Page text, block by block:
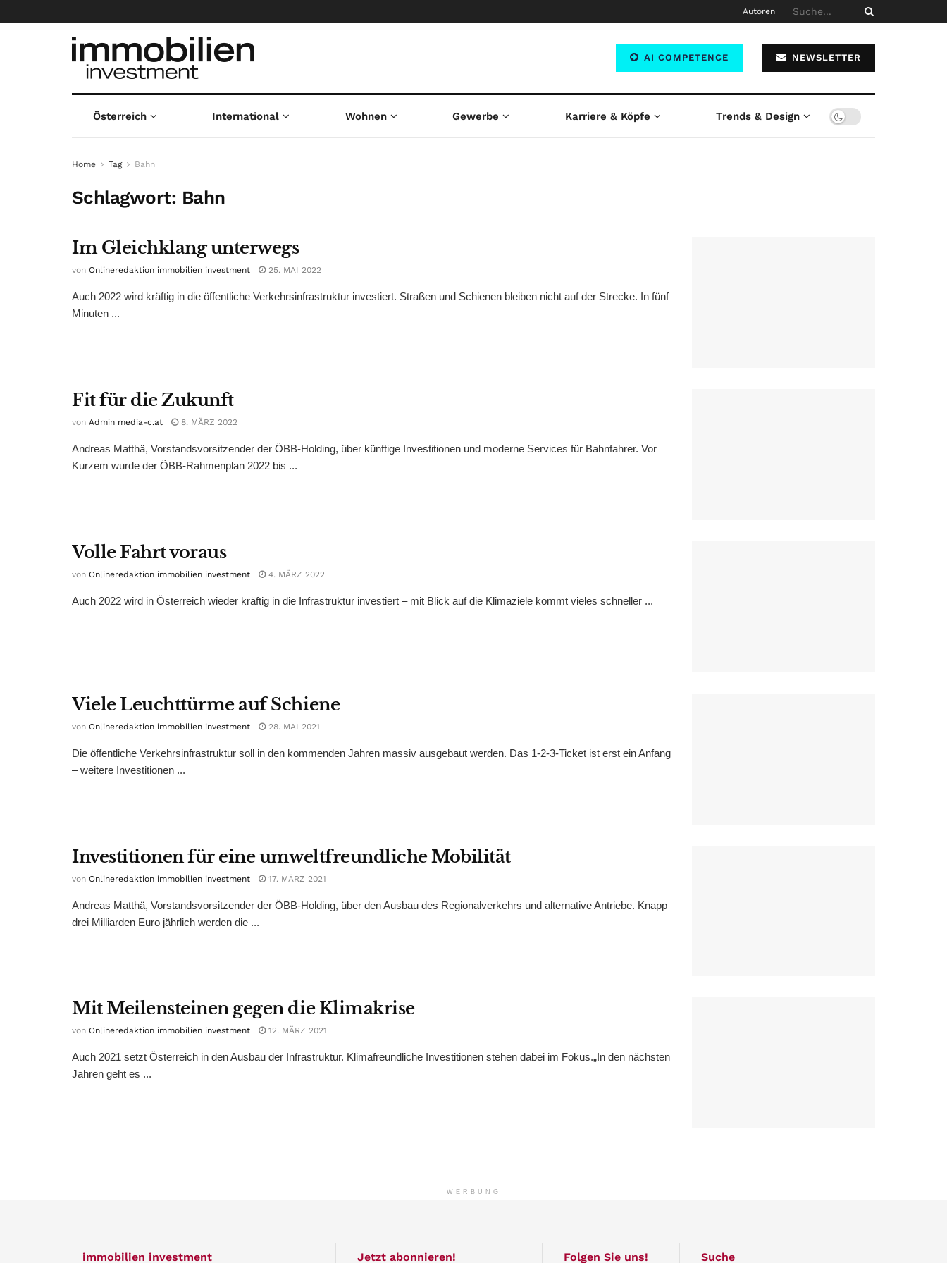
Autoren
AI COMPETENCE NEWSLETTER
Österreich International Wohnen Gewerbe Karriere & Köpfe Trends & Design
Home Tag Bahn
Schlagwort: Bahn
Im Gleichklang unterwegs
von Onlineredaktion immobilien investment 25. MAI 2022
Auch 2022 wird kräftig in die öffentliche Verkehrsinfrastruktur investiert. Straßen und Schienen bleiben nicht auf der Strecke. In fünf
Minuten ...
Fit für die Zukunft
von Admin media-c.at 8. MÄRZ 2022
Andreas Matthä, Vorstandsvorsitzender der ÖBB-Holding, über künftige Investitionen und moderne Services für Bahnfahrer. Vor
Kurzem wurde der ÖBB-Rahmenplan 2022 bis ...
Volle Fahrt voraus
von Onlineredaktion immobilien investment 4. MÄRZ 2022
Auch 2022 wird in Österreich wieder kräftig in die Infrastruktur investiert – mit Blick auf die Klimaziele kommt vieles schneller ...
Viele Leuchttürme auf Schiene
von Onlineredaktion immobilien investment 28. MAI 2021
Die öffentliche Verkehrsinfrastruktur soll in den kommenden Jahren massiv ausgebaut werden. Das 1-2-3-Ticket ist erst ein Anfang
– weitere Investitionen ...
Investitionen für eine umweltfreundliche Mobilität
von Onlineredaktion immobilien investment 17. MÄRZ 2021
Andreas Matthä, Vorstandsvorsitzender der ÖBB-Holding, über den Ausbau des Regionalverkehrs und alternative Antriebe. Knapp
drei Milliarden Euro jährlich werden die ...
Mit Meilensteinen gegen die Klimakrise
von Onlineredaktion immobilien investment 12. MÄRZ 2021
Auch 2021 setzt Österreich in den Ausbau der Infrastruktur. Klimafreundliche Investitionen stehen dabei im Fokus.„In den nächsten
Jahren geht es ...
WERBUNG
immobilien investment Jetzt abonnieren! Folgen Sie uns! Suche